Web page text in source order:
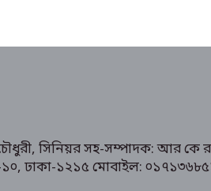
সিনিয়র সহ-সম্পাদক: আর কে
১০, ঢাকা-১২১৫ মোবাইল: